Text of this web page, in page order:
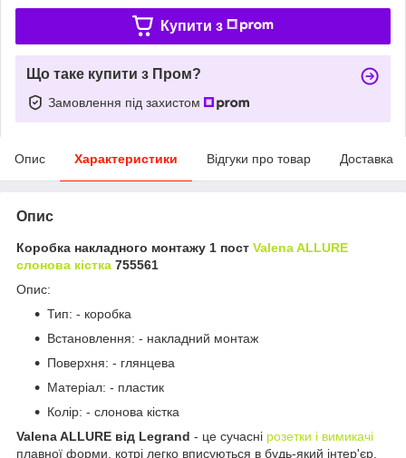
Купити з
Що таке купити з Пром?
Замовлення під захистом
Опис Характеристики Відгуки про товар Доставка
Опис
Коробка накладного монтажу 1 пост Valena ALLURE
слонова кістка 755561
Опис:
Тип: - коробка
Встановлення: - накладний монтаж
Поверхня: - глянцева
Матеріал: - пластик
Колір: - слонова кістка
Valena ALLURE від Legrand - це сучасні розетки і вимикачі
плавної форми, котрі легко вписуються в будь-який інтер'єр.